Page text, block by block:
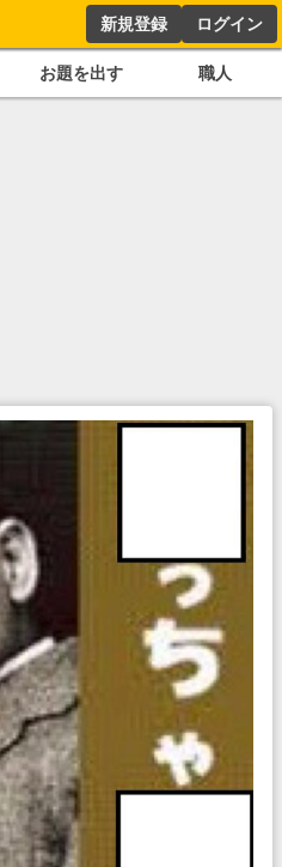
新規登録 ログイン
お題を出す 職人